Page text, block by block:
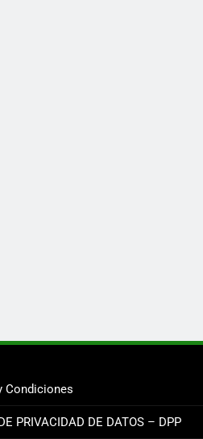
Condiciones
PRIVACIDAD DE DATOS – DPP